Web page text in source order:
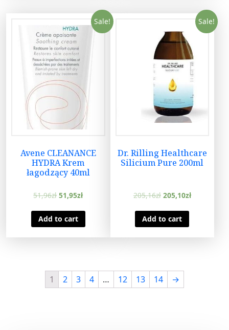
Sale!
Avene CLEANANCE
HYDRA Krem
łagodzący 40ml
51,96zł 51,95zł
Add to cart
Sale!
Dr. Rilling Healthcare
Silicium Pure 200ml
205,16zł 205,10zł
Add to cart
1 2 3 4 … 12 13 14 →